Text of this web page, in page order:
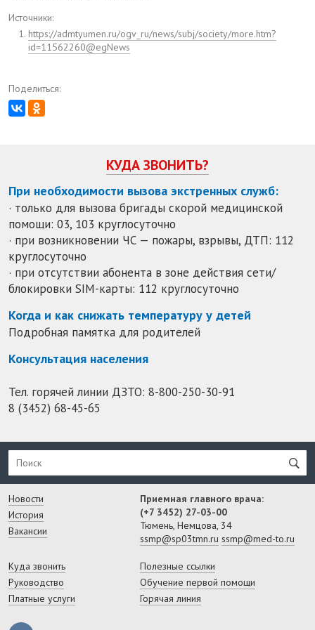
Источники:
https://admtyumen.ru/ogv_ru/news/subj/society/more.htm?
id=11562260@egNews
Поделиться:
КУДА ЗВОНИТЬ?
При необходимости вызова экстренных служб:
· только для вызова бригады скорой медицинской
помощи: 03, 103 круглосуточно
· при возникновении ЧС — пожары, взрывы, ДТП: 112
круглосуточно
· при отсутствии абонента в зоне действия сети/
блокировки SIM-карты: 112 круглосуточно
Когда и как снижать температуру у детей
Подробная памятка для родителей
Консультация населения
Тел. горячей линии ДЗТО: 8-800-250-30-91
8 (3452) 68-45-65
Новости
История
Вакансии
Приемная главного врача:
(+7 3452) 27-03-00
Тюмень, Немцова, 34
ssmp@sp03tmn.ru ssmp@med-to.ru
Куда звонить
Руководство
Платные услуги
Полезные ссылки
Обучение первой помощи
Горячая линия